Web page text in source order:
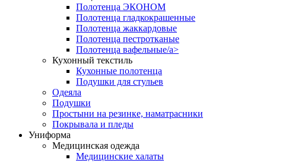
Полотенца ЭКОНОМ
Полотенца гладкокрашенные
Полотенца жаккардовые
Полотенца пестротканые
Полотенца вафельные/a>
Кухонный текстиль
Кухонные полотенца
Подушки для стульев
Одеяла
Подушки
Простыни на резинке, наматрасники
Покрывала и пледы
Униформа
Медицинская одежда
Медицинские халаты